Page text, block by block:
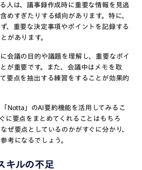
人は、議事録作成時に重要な情報を見逃
めすぎたりする傾向があります。特に、
、重要な決定事項やポイントを記録する
があります。
会議の目的や議題を理解し、重要なポイ
が重要です。また、会議中はメモを取
要点を抽出する練習をすることが効果的
Notta」のAI要約機能を活用してみるこ
に要点をまとめてくれることはもちろ
ぜ要点としているのかがすぐに分かり、
考になるでしょう。
キルの不足